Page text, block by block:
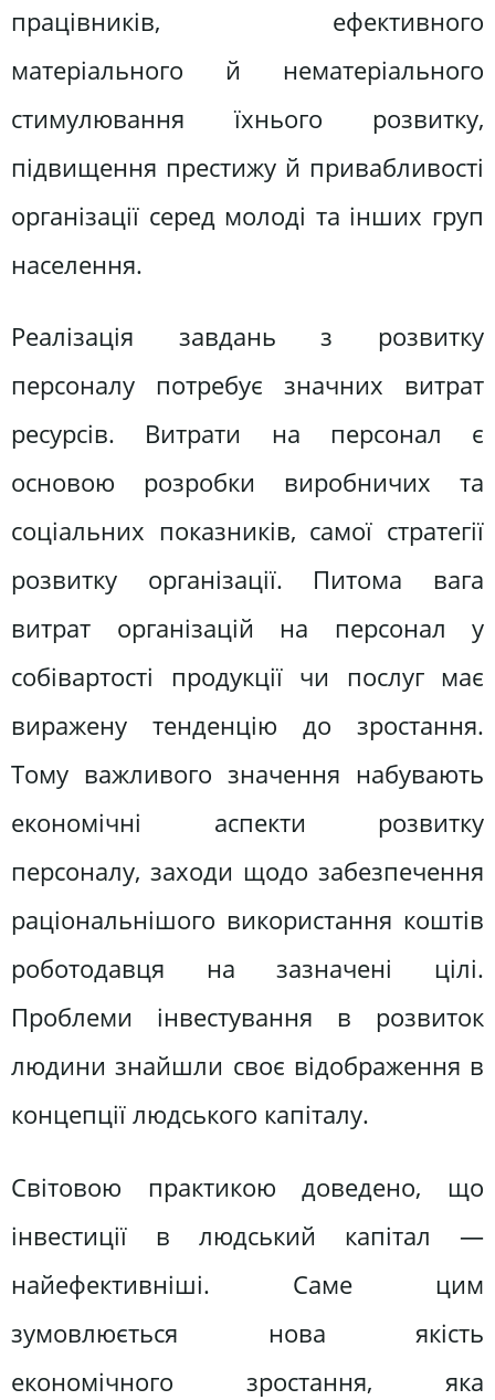
працівників, ефективного
матеріального й нематеріального
стимулювання їхнього розвитку,
підвищення престижу й привабливості
організації серед молоді та інших груп
населення.
Реалізація завдань з розвитку
персоналу потребує значних витрат
ресурсів. Витрати на персонал є
основою розробки виробничих та
соціальних показників, самої стратегії
розвитку організації. Питома вага
витрат організацій на персонал у
собівартості продукції чи послуг має
виражену тенденцію до зростання.
Тому важливого значення набувають
економічні аспекти розвитку
персоналу, заходи щодо забезпечення
раціональнішого використання коштів
роботодавця на зазначені цілі.
Проблеми інвестування в розвиток
людини знайшли своє відображення в
концепції людського капіталу.
Світовою практикою доведено, що
інвестиції в людський капітал —
найефективніші. Саме цим
зумовлюється нова якість
економічного зростання, яка